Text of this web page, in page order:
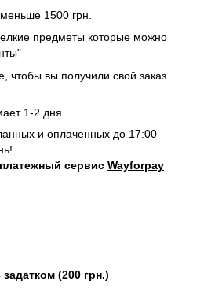
1500 грн.
предметы которые можно
чтобы вы получили свой заказ
1-2 дня.
и оплаченных до 17:00
сервис Wayforpay
(200 грн.)